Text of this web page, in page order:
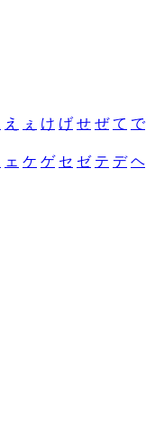
え ぇ け げ せ ぜ て で
ェ ケ ゲ セ ゼ テ デ ヘ